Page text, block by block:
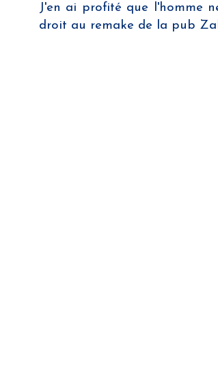
J'en ai profité que l'homme
droit au remake de la pub